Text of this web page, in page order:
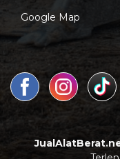
Google Map